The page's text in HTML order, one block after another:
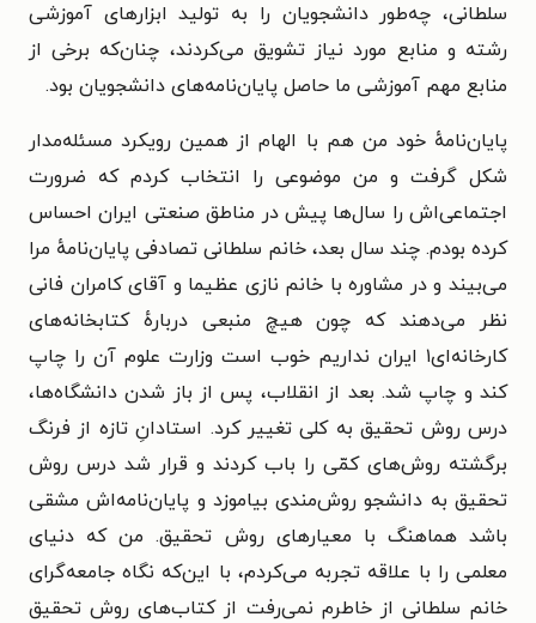
سلطانی، چه‌طور دانشجویان را به تولید ابزارهای آموزشی
رشته و منابع مورد نیاز تشویق می‌کردند، چنان‌که برخی از
منابع مهم آموزشی ما حاصل پایان‌نامه‌های دانشجویان بود.
پایان‌نامهٔ خود من هم با الهام از همین رویکرد مسئله‌مدار
شکل گرفت و من موضوعی را انتخاب کردم که ضرورت
اجتماعی‌اش را سال‌ها پیش در مناطق صنعتی ایران احساس
کرده بودم. چند سال بعد، خانم سلطانی تصادفی پایان‌نامهٔ مرا
می‌بیند و در مشاوره با خانم نازی عظیما و آقای کامران فانی
نظر می‌دهند که چون هیچ منبعی دربارهٔ کتابخانه‌های
کارخانه‌ای۱ ایران نداریم خوب است وزارت علوم آن را چاپ
کند و چاپ شد. بعد از انقلاب، پس از باز شدن دانشگاه‌ها،
درس روش تحقیق به کلی تغییر کرد. استادانِ تازه از فرنگ
برگشته روش‌های کمّی را باب کردند و قرار شد درس روش
تحقیق به دانشجو روش‌مندی بیاموزد و پایان‌نامه‌اش مشقی
باشد هماهنگ با معیارهای روش تحقیق. من که دنیای
معلمی را با علاقه تجربه می‌کردم، با این‌که نگاه جامعه‌گرای
خانم سلطانی از خاطرم نمی‌رفت از کتاب‌های روش تحقیق